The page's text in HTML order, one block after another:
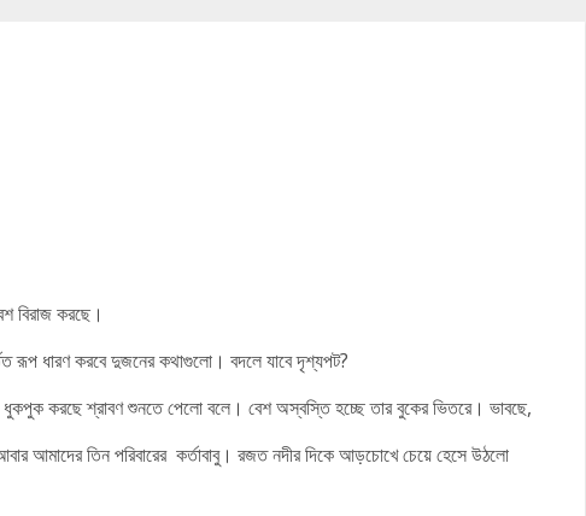
বিরাজ করছে।
রূপ ধারণ করবে দুজনের কথাগুলো। বদলে যাবে দৃশ্যপট?
ধুকপুক করছে শ্রাবণ শুনতে পেলো বলে। বেশ অস্বস্তি হচ্ছে তার বুকের ভিতরে। ভাবছে,
আমাদের তিন পরিবারের কর্তাবাবু। রজত নদীর দিকে আড়চোখে চেয়ে হেসে উঠলো